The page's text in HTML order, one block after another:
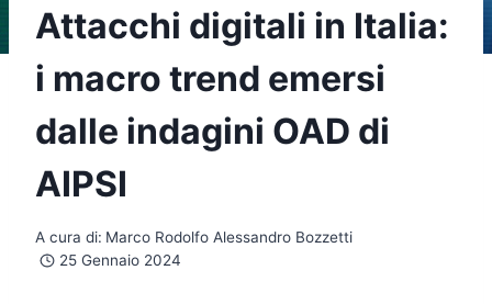
Attacchi digitali in Italia:
i macro trend emersi
dalle indagini OAD di
AIPSI
A cura di: Marco Rodolfo Alessandro Bozzetti
25 Gennaio 2024